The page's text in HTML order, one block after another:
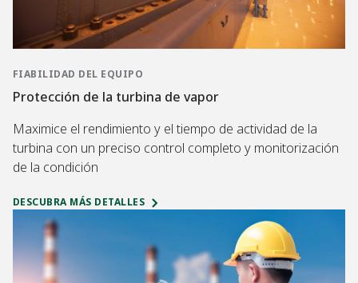
FIABILIDAD DEL EQUIPO
Protección de la turbina de vapor
Maximice el rendimiento y el tiempo de actividad de la
turbina con un preciso control completo y monitorización
de la condición
DESCUBRA MÁS DETALLES